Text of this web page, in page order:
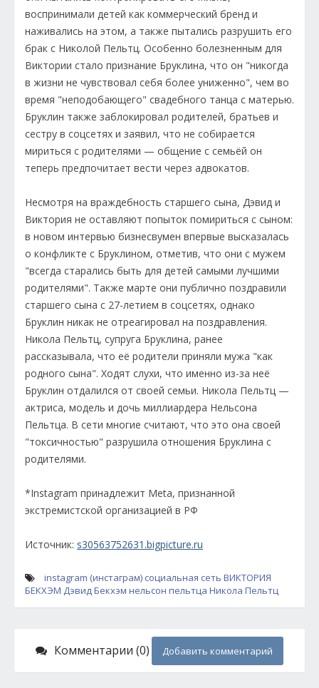
воспринимали детей как коммерческий бренд и
наживались на этом, а также пытались разрушить его
брак с Николой Пельтц. Особенно болезненным для
Виктории стало признание Бруклина, что он "никогда
в жизни не чувствовал себя более униженно", чем во
время "неподобающего" свадебного танца с матерью.
Бруклин также заблокировал родителей, братьев и
сестру в соцсетях и заявил, что не собирается
мириться с родителями — общение с семьёй он
теперь предпочитает вести через адвокатов.
Несмотря на враждебность старшего сына, Дэвид и
Виктория не оставляют попыток помириться с сыном:
в новом интервью бизнесвумен впервые высказалась
о конфликте с Бруклином, отметив, что они с мужем
"всегда старались быть для детей самыми лучшими
родителями". Также марте они публично поздравили
старшего сына с 27-летием в соцсетях, однако
Бруклин никак не отреагировал на поздравления.
Никола Пельтц, супруга Бруклина, ранее
рассказывала, что её родители приняли мужа "как
родного сына". Ходят слухи, что именно из-за неё
Бруклин отдалился от своей семьи. Никола Пельтц —
актриса, модель и дочь миллиардера Нельсона
Пельтца. В сети многие считают, что это она своей
"токсичностью" разрушила отношения Бруклина с
родителями.
*Instagram принадлежит Meta, признанной
экстремистской организацией в РФ
Источник: s30563752631.bigpicture.ru
instagram (инстаграм) социальная сеть ВИКТОРИЯ
БЕКХЭМ Дэвид Бекхэм нельсон пельтца Никола Пельтц
Комментарии (0) Добавить комментарий